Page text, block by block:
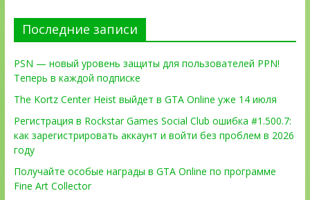
Последние записи
PSN — новый уровень защиты для пользователей PPN!
Теперь в каждой подписке
The Kortz Center Heist выйдет в GTA Online уже 14 июля
Регистрация в Rockstar Games Social Club ошибка #1.500.7:
как зарегистрировать аккаунт и войти без проблем в 2026
году
Получайте особые награды в GTA Online по программе
Fine Art Collector